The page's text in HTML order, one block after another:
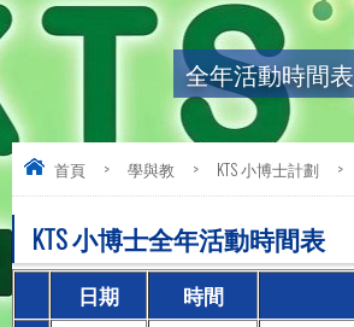
全年活動時間表
首頁 > 學與教 > KTS 小博士計劃 >
KTS 小博士全年活動時間表
日期 時間